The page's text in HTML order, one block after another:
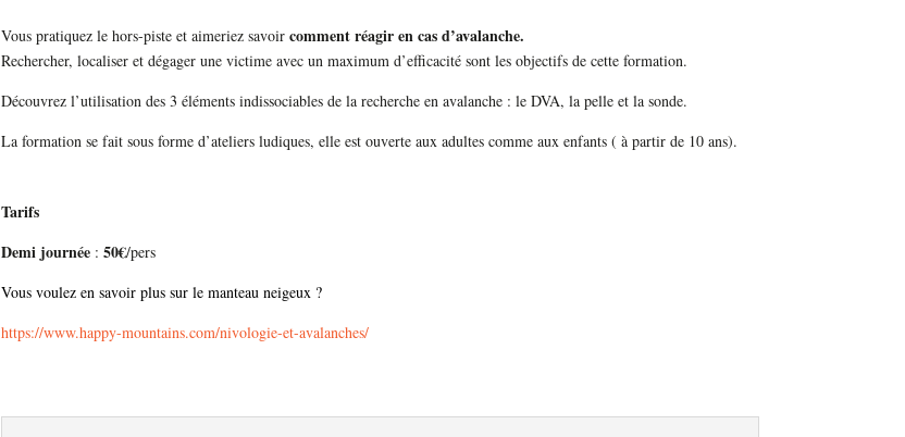
Vous pratiquez le hors-piste et aimeriez savoir comment réagir en cas d’avalanche.
Rechercher, localiser et dégager une victime avec un maximum d’efficacité sont les objectifs de cette formation.
Découvrez l’utilisation des 3 éléments indissociables de la recherche en avalanche : le DVA, la pelle et la sonde.
La formation se fait sous forme d’ateliers ludiques, elle est ouverte aux adultes comme aux enfants ( à partir de 10 ans).
Tarifs
Demi journée: 50€/pers
Vous voulez en savoir plus sur le manteau neigeux ?
https://www.happy-mountains.com/nivologie-et-avalanches/